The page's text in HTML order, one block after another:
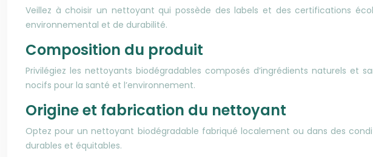
Veillez à choisir un nettoyant qui possède des labels et des certifications
environnemental et de durabilité.
Composition du produit
Privilégiez les nettoyants biodégradables composés d’ingrédients naturels
nocifs pour la santé et l’environnement.
Origine et fabrication du nettoyant
Optez pour un nettoyant biodégradable fabriqué localement ou dans des
durables et équitables.